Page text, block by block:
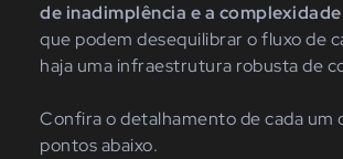
de inadimplência e a
que podem desequilibrar o fluxo de
haja uma infraestrutura robusta de
Confira o detalhamento de cada um
pontos abaixo.